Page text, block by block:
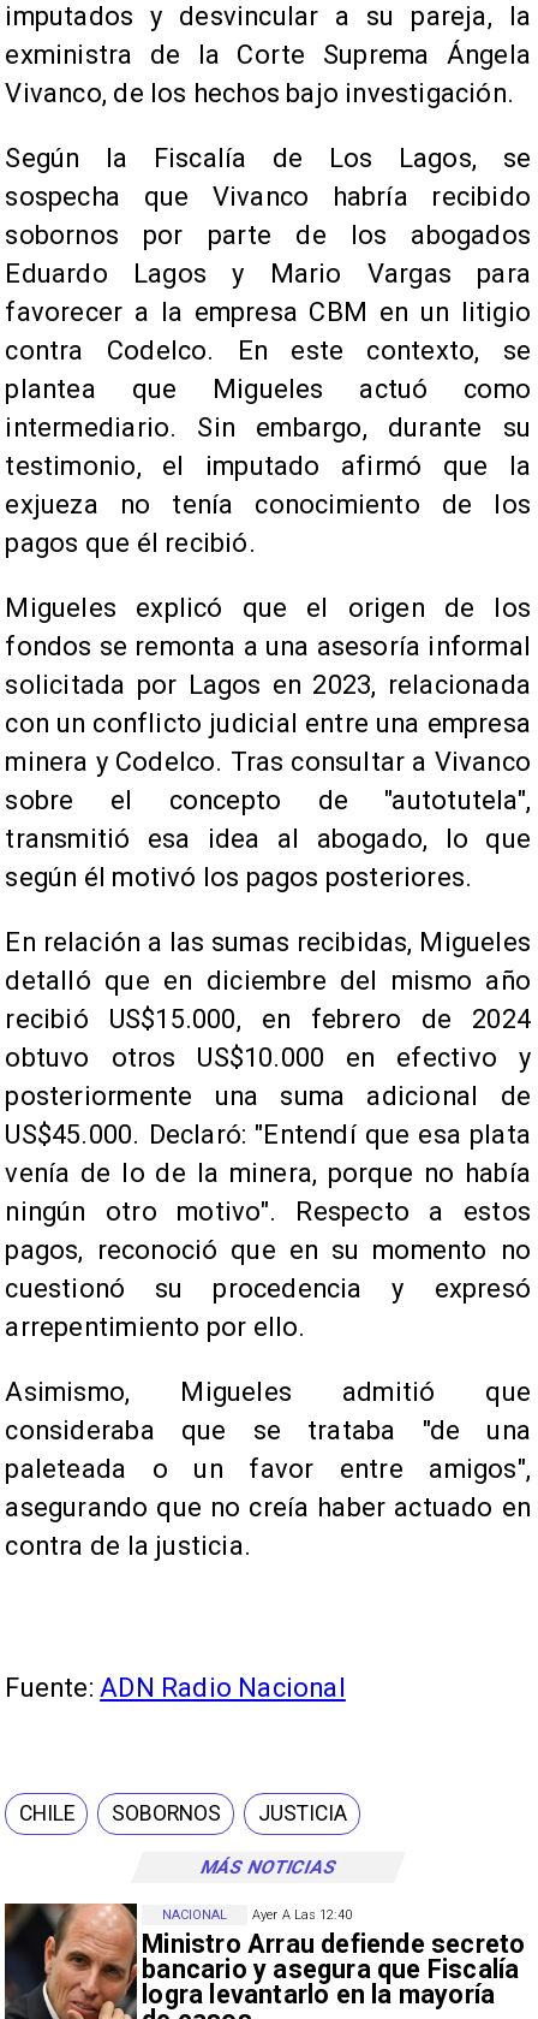
MÁS NOTICIAS
Ayer A Las 12:40
Ministro Arrau defiende secreto
bancario y asegura que Fiscalía
logra levantarlo en la mayoría
NACIONAL
imputados y desvincular a su pareja, la
exministra de la Corte Suprema Ángela
Vivanco, de los hechos bajo investigación.
Según la Fiscalía de Los Lagos, se
sospecha que Vivanco habría recibido
sobornos por parte de los abogados
Eduardo Lagos y Mario Vargas para
favorecer a la empresa CBM en un litigio
contra Codelco. En este contexto, se
plantea que Migueles actuó como
intermediario. Sin embargo, durante su
testimonio, el imputado afirmó que la
exjueza no tenía conocimiento de los
pagos que él recibió.
Migueles explicó que el origen de los
fondos se remonta a una asesoría informal
solicitada por Lagos en 2023, relacionada
con un conflicto judicial entre una empresa
minera y Codelco. Tras consultar a Vivanco
sobre el concepto de "autotutela",
transmitió esa idea al abogado, lo que
según él motivó los pagos posteriores.
En relación a las sumas recibidas, Migueles
detalló que en diciembre del mismo año
recibió US$15.000, en febrero de 2024
obtuvo otros US$10.000 en efectivo y
posteriormente una suma adicional de
US$45.000. Declaró: "Entendí que esa plata
venía de lo de la minera, porque no había
ningún otro motivo". Respecto a estos
pagos, reconoció que en su momento no
cuestionó su procedencia y expresó
arrepentimiento por ello.
Asimismo, Migueles admitió que
consideraba que se trataba "de una
paleteada o un favor entre amigos",
asegurando que no creía haber actuado en
contra de la justicia.
Fuente: ADN Radio Nacional
CHILE SOBORNOS JUSTICIA